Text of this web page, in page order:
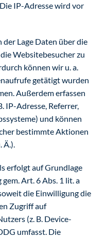
IP-Adresse wird vor
Lage Daten über die
Websitebesucher zu
können wir u. a.
getätigt wurden
Außerdem erfassen
IP-Adresse, Referrer,
und können
bestimmte Aktionen
Ä.).
erfolgt auf Grundlage
Art. 6 Abs. 1 lit. a
die Einwilligung die
Zugriff auf
(z. B. Device-
umfasst. Die